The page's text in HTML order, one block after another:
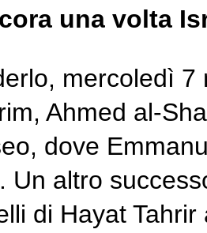
una volta
mercoledì
Ahmed al-
dove
Un altro
di Hayat